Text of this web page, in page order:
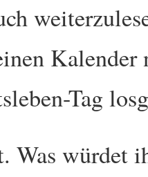
Tag
Was würdet